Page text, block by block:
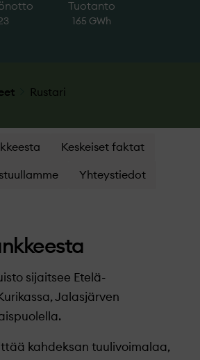
Tuotanto
165 GWh
Rustari
Keskeiset faktat
Yhteystiedot
sijaitsee Etelä-
Jalasjärven
kahdeksan tuulivoimalaa,